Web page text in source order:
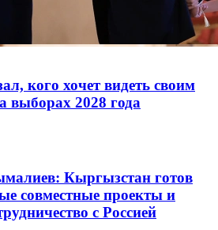
кого хочет видеть своим
выборах 2028 года
Кыргызстан готов
совместные проекты и
с Россией